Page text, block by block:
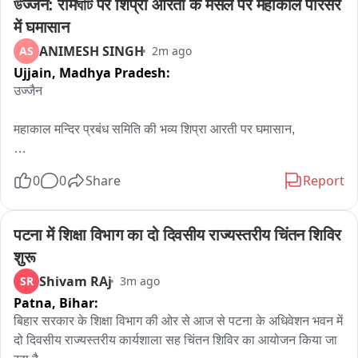
উज्जैन: रामঘাট पर शिप्रा आरती के मसले पर महाकाल परिसर
में घमासान
AS ANIMESH SINGH 2m ago
Ujjain, Madhya Pradesh:
उज्जैन
महाकाल मन्दिर प्रबंध समिति की भव्य शिप्रा आरती पर घमासान,
ने किया विरोध प्रदर्शन,
पंडो के एक गुट ने महाकाल मंदिर समिति द्वारा की रही शिप्रा नदी की आरती
का किया विरोध,
विरोध स्वरूप रामघाट पर एक घंटे का किया गया जल सत्याग्रह,
महाकाल मंदिर समिति द्वारा सिंहस्थ की तर्ज पर हरिद्वार जैसी भव्य आरती की
जा रही है,
0 0 Share Report
पटना में शिक्षा विभाग का दो दिवसीय राज्यस्तरीय चिंतन शिविर
शुरू
SR Shivam RAj 3m ago
Patna, Bihar:
बिहार सरकार के शिक्षा विभाग की ओर से आज से पटना के अधिवेशन भवन में
दो दिवसीय राज्यस्तरीय कार्यशाला सह चिंतन शिविर का आयोजन किया जा